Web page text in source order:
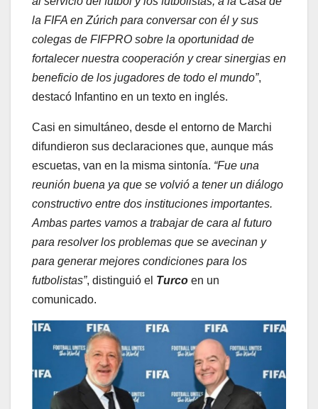
la FIFA en Zúrich para conversar con él y sus
colegas de FIFPRO sobre la oportunidad de
fortalecer nuestra cooperación y crear sinergias en
beneficio de los jugadores de todo el mundo”,
destacó Infantino en un texto en inglés.
Casi en simultáneo, desde el entorno de Marchi
difundieron sus declaraciones que, aunque más
escuetas, van en la misma sintonía. “Fue una
reunión buena ya que se volvió a tener un diálogo
constructivo entre dos instituciones importantes.
Ambas partes vamos a trabajar de cara al futuro
para resolver los problemas que se avecinan y
para generar mejores condiciones para los
futbolistas”, distinguió el Turco en un
comunicado.